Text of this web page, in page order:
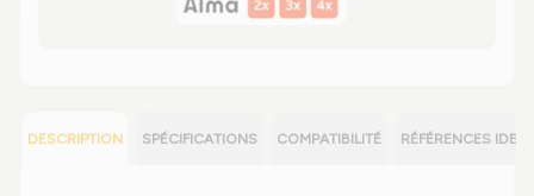
DESCRIPTION SPÉCIFICATIONS COMPATIBILITÉ RÉFÉRENCES